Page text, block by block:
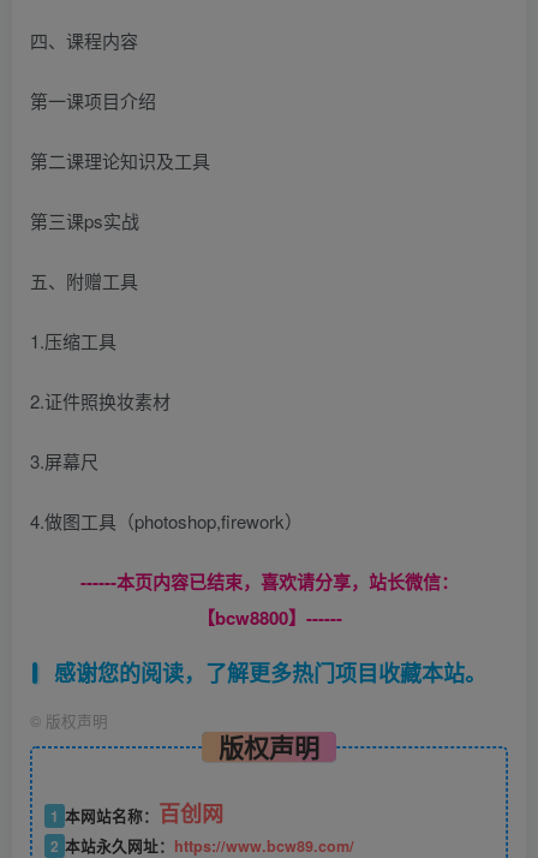
四、课程内容
第一课项目介绍
第二课理论知识及工具
第三课ps实战
五、附赠工具
1.压缩工具
2.证件照换妆素材
3.屏幕尺
4.做图工具（photoshop,firework）
------本页内容已结束，喜欢请分享，站长微信：
【bcw8800】------
感谢您的阅读，了解更多热门项目收藏本站。
© 版权声明
版权声明
1 本网站名称： 百创网
2 本站永久网址： https://www.bcw89.com/